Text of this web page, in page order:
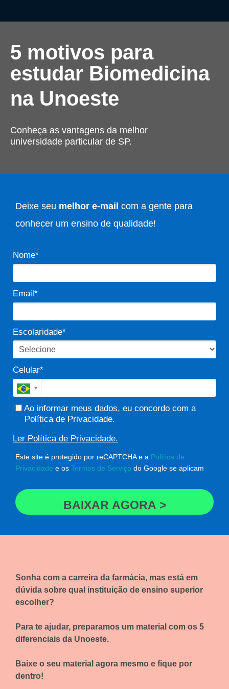
5 motivos para
estudar Biomedicina
na Unoeste
Conheça as vantagens da melhor
universidade particular de SP.
Deixe seu melhor e-mail com a gente para
conhecer um ensino de qualidade!
Nome*
Email*
Escolaridade*
Celular*
Ao informar meus dados, eu concordo com a
Política de Privacidade.
Ler Política de Privacidade.
Este site é protegido por reCAPTCHA e a Política de
Privacidade e os Termos de Serviço do Google se aplicam
BAIXAR AGORA >
Sonha com a carreira da farmácia, mas está em
dúvida sobre qual instituição de ensino superior
escolher?
Para te ajudar, preparamos um material com os 5
diferenciais da Unoeste.
Baixe o seu material agora mesmo e fique por
dentro!